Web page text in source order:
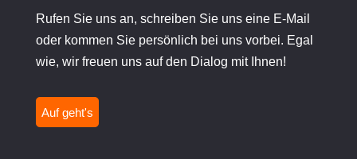
Rufen Sie uns an, schreiben Sie uns eine E-Mail
oder kommen Sie persönlich bei uns vorbei. Egal
wie, wir freuen uns auf den Dialog mit Ihnen!
Auf geht's